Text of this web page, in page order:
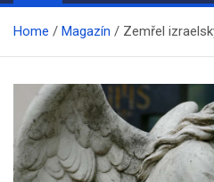
Home Magazín Zemřel